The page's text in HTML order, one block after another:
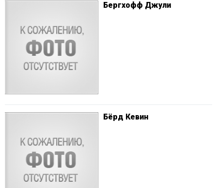
Бергхофф Джули
Бёрд Кевин